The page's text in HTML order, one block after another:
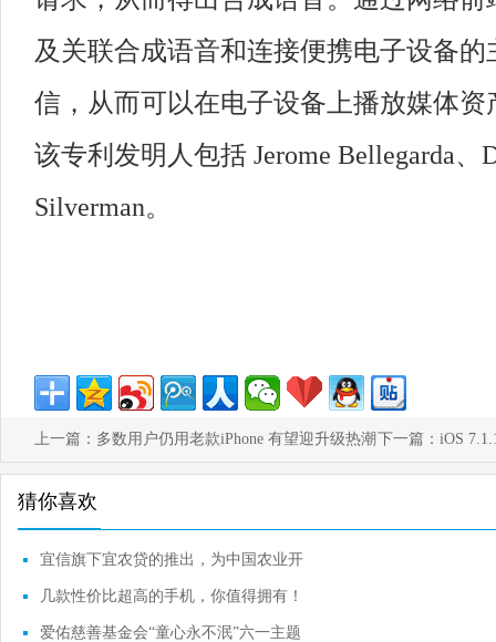
及关联合成语音和连接便携电子设备的
信，从而可以在电子设备上播放媒体资
该专利发明人包括 Jerome Bellegarda、
Silverman。
上一篇： 多数用户仍用老款iPhone 有望迎升级热潮 下一篇： iOS
猜你喜欢
宜信旗下宜农贷的推出，为中国农业开
启了创新式扶贫模式
几款性价比超高的手机，你值得拥有！
爱佑慈善基金会“童心永不泯”六一主题